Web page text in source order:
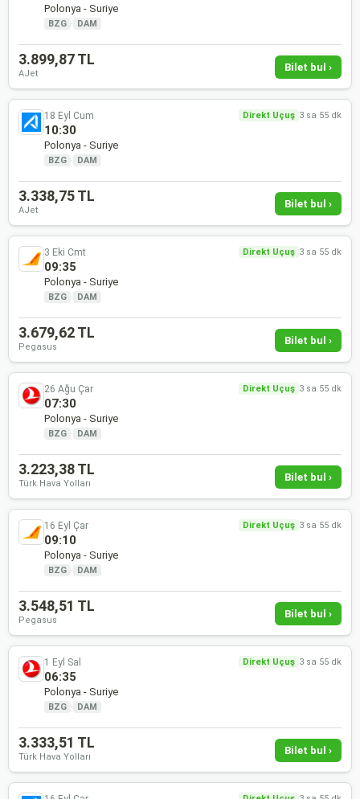
Polonya - Suriye
BZG · DAM
3.899,87 TL
AJet
Bilet bul ›
18 Eyl Cum Direkt Uçuş 3 sa 55 dk
10:30
Polonya - Suriye
BZG · DAM
3.338,75 TL
AJet
Bilet bul ›
3 Eki Cmt Direkt Uçuş 3 sa 55 dk
09:35
Polonya - Suriye
BZG · DAM
3.679,62 TL
Pegasus
Bilet bul ›
26 Ağu Çar Direkt Uçuş 3 sa 55 dk
07:30
Polonya - Suriye
BZG · DAM
3.223,38 TL
Türk Hava Yolları
Bilet bul ›
16 Eyl Çar Direkt Uçuş 3 sa 55 dk
09:10
Polonya - Suriye
BZG · DAM
3.548,51 TL
Pegasus
Bilet bul ›
1 Eyl Sal Direkt Uçuş 3 sa 55 dk
06:35
Polonya - Suriye
BZG · DAM
3.333,51 TL
Türk Hava Yolları
Bilet bul ›